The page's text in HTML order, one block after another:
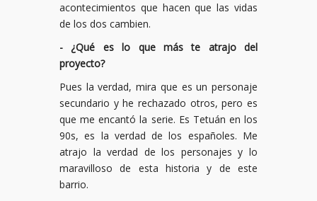
acontecimientos que hacen que las vidas
de los dos cambien.
- ¿Qué es lo que más te atrajo del
proyecto?
Pues la verdad, mira que es un personaje
secundario y he rechazado otros, pero es
que me encantó la serie. Es Tetuán en los
90s, es la verdad de los españoles. Me
atrajo la verdad de los personajes y lo
maravilloso de esta historia y de este
barrio.